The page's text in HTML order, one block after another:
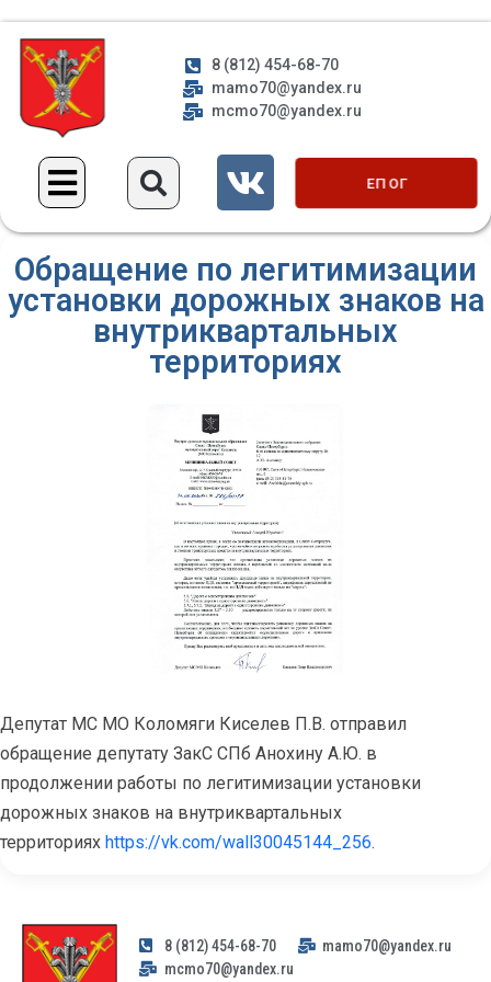
8 (812) 454-68-70
mamo70@yandex.ru
mcmo70@yandex.ru
ЕП ОГ
Обращение по легитимизации
установки дорожных знаков на
внутриквартальных
территориях
Депутат МС МО Коломяги Киселев П.В. отправил
обращение депутату ЗакС СПб Анохину А.Ю. в
продолжении работы по легитимизации установки
дорожных знаков на внутриквартальных
территориях https://vk.com/wall30045144_256.
8 (812) 454-68-70
mamo70@yandex.ru
mcmo70@yandex.ru